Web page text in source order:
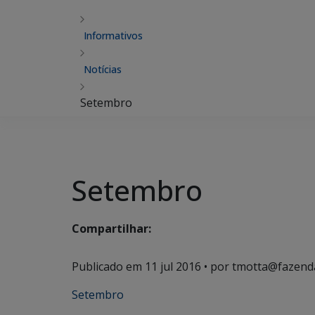
Informativos
Notícias
Setembro
Setembro
Compartilhar:
Publicado em 11 jul 2016 • por
Setembro